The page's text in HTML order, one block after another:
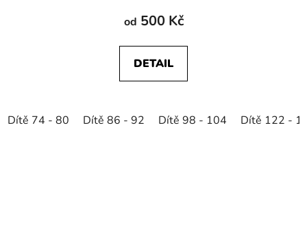
od 500 Kč
DETAIL
Dítě 74 - 80 Dítě 86 - 92 Dítě 98 - 104 Dítě 122 -